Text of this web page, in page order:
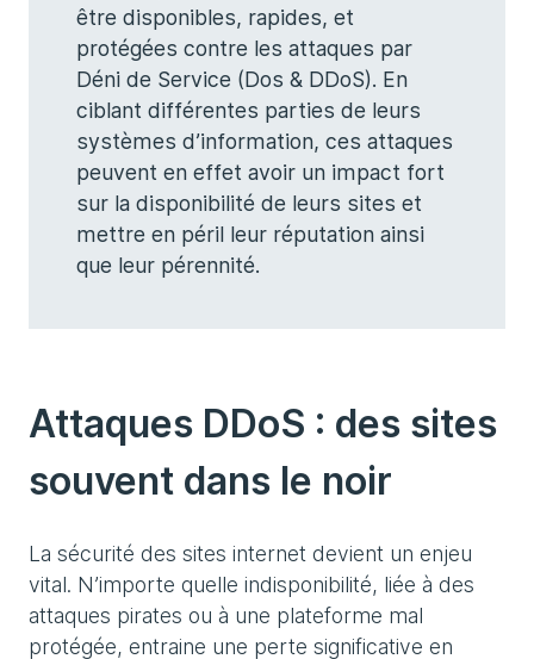
être disponibles, rapides, et
protégées contre les attaques par
Déni de Service (Dos & DDoS). En
ciblant différentes parties de leurs
systèmes d’information, ces attaques
peuvent en effet avoir un impact fort
sur la disponibilité de leurs sites et
mettre en péril leur réputation ainsi
que leur pérennité.
Attaques DDoS : des sites
souvent dans le noir
La sécurité des sites internet devient un enjeu
vital. N’importe quelle indisponibilité, liée à des
attaques pirates ou à une plateforme mal
protégée, entraine une perte significative en